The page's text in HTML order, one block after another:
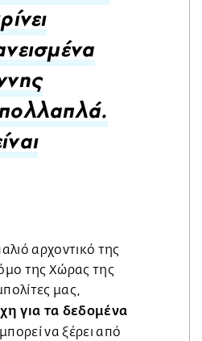
αρχοντικό της
της Χώρας της
μας,
για τα δεδομένα
να ξέρει από